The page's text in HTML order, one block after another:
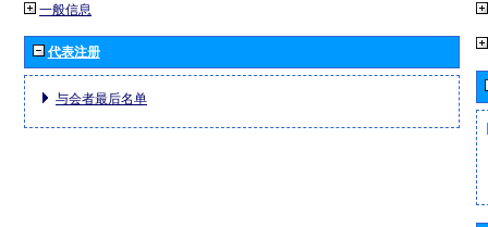
一般信息
代表注册
与会者最后名单